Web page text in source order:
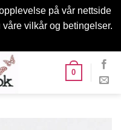
på vår nettside
vilkår og betingelser.
0